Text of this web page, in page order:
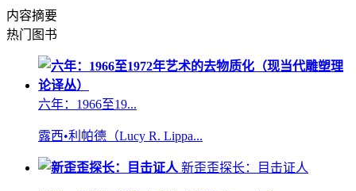
内容摘要
热门图书
六年：1966至19...
露西•利帕德（Lucy R. Lippa...
新歪歪探长：目击证人